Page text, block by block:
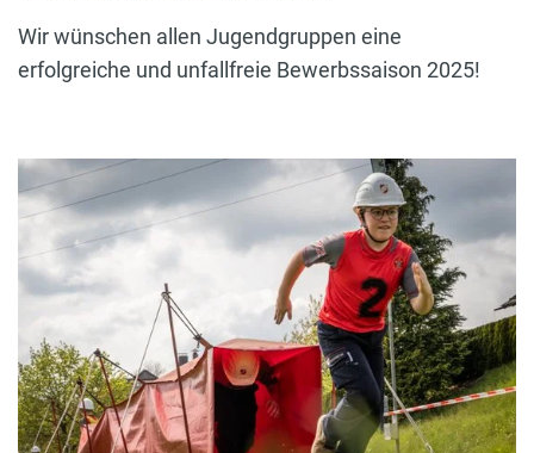
Wir wünschen allen Jugendgruppen eine
erfolgreiche und unfallfreie Bewerbssaison 2025!